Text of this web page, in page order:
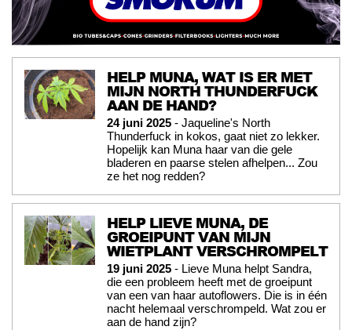
HELP MUNA, WAT IS ER MET
MIJN NORTH THUNDERFUCK
AAN DE HAND?
24 juni 2025 - Jaqueline's North
Thunderfuck in kokos, gaat niet zo lekker.
Hopelijk kan Muna haar van die gele
bladeren en paarse stelen afhelpen... Zou
ze het nog redden?
HELP LIEVE MUNA, DE
GROEIPUNT VAN MIJN
WIETPLANT VERSCHROMPELT
19 juni 2025 - Lieve Muna helpt Sandra,
die een probleem heeft met de groeipunt
van een van haar autoflowers. Die is in één
nacht helemaal verschrompeld. Wat zou er
aan de hand zijn?